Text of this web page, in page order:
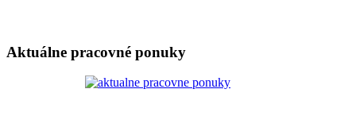
Aktuálne pracovné ponuky